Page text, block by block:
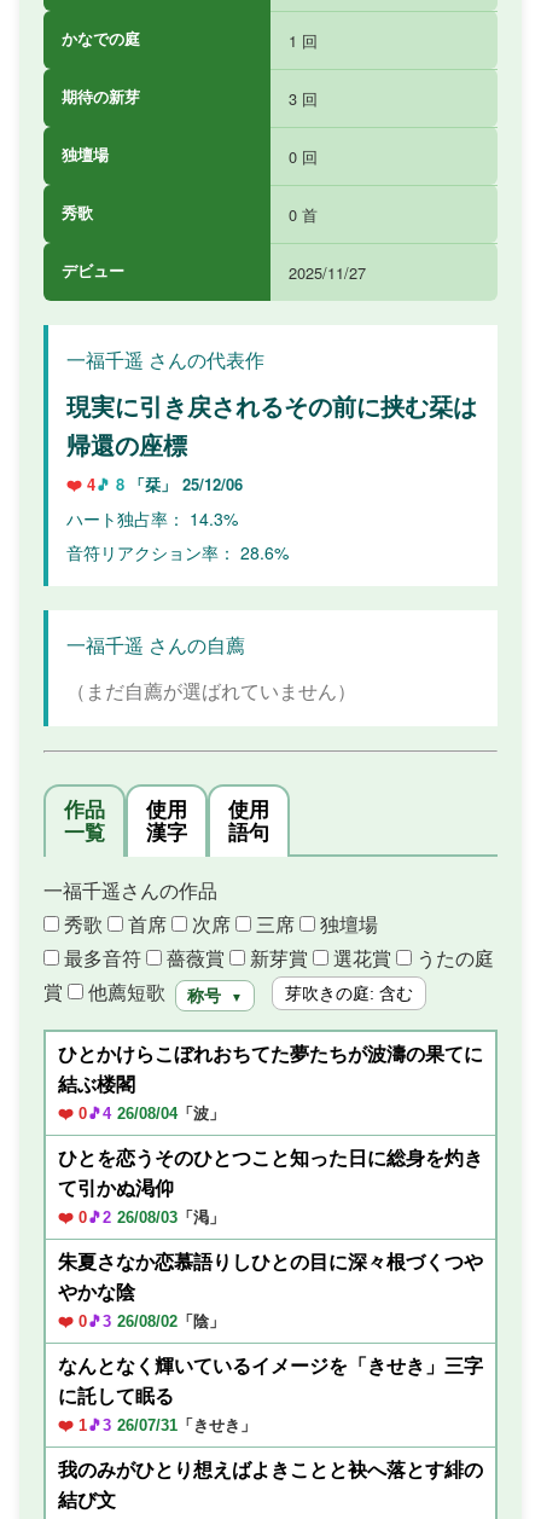
かなでの庭 1 回
期待の新芽 3 回
独壇場 0 回
秀歌 0 首
デビュー 2025/11/27
一福千遥 さんの代表作
現実に引き戻されるその前に挟む栞は
帰還の座標
❤️ 4🎵 8 「栞」 25/12/06
ハート独占率： 14.3%
音符リアクション率： 28.6%
一福千遥 さんの自薦
（まだ自薦が選ばれていません）
作品
一覧
使用
漢字
使用
語句
一福千遥さんの作品
秀歌
首席 次席 三席
独壇場
最多音符
薔薇賞 新芽賞 選花賞
うたの庭
賞
他薦短歌 称号 ▼ 芽吹きの庭: 含む
ひとかけらこぼれおちてた夢たちが波濤の果てに
結ぶ楼閣
❤️ 0🎵4 26/08/04「波」
ひとを恋うそのひとつこと知った日に総身を灼き
て引かぬ渇仰
❤️ 0🎵2 26/08/03 「渇」
朱夏さなか恋慕語りしひとの目に深々根づくつや
やかな陰
❤️ 0🎵3 26/08/02 「陰」
なんとなく輝いているイメージを「きせき」三字
に託して眠る
❤️ 1🎵3 26/07/31 「きせき」
我のみがひとり想えばよきことと袂へ落とす緋の
結び文